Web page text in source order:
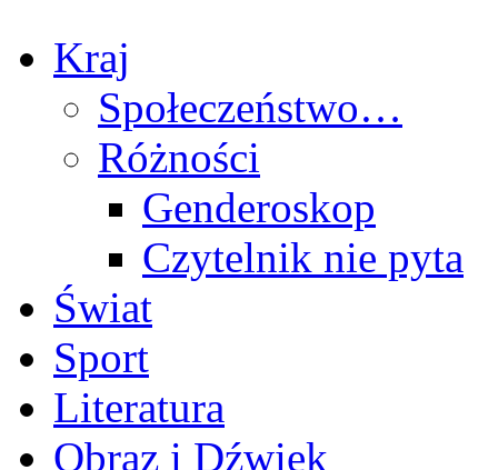
Kraj
Społeczeństwo…
Różności
Genderoskop
Czytelnik nie pyta
Świat
Sport
Literatura
Obraz i Dźwięk